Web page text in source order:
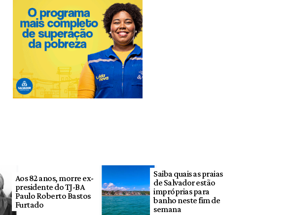
Aos 82 anos, morre ex-
presidente do TJ-BA
Paulo Roberto Bastos
Furtado
Saiba quais as praias
de Salvador estão
impróprias para
banho neste fim de
semana